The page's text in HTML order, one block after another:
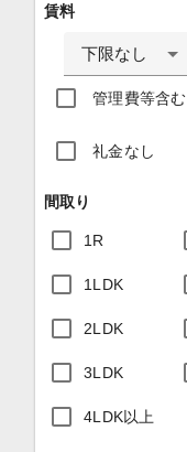
賃料
下限なし
管理費等含む
礼金なし
間取り
1R
1LDK
2LDK
3LDK
4LDK以上